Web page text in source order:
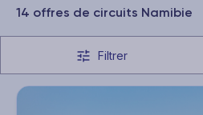
14 offres de circuits Namibie
Filtrer